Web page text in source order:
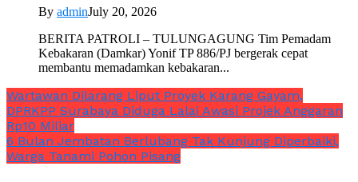
By adminJuly 20, 2026
BERITA PATROLI – TULUNGAGUNG Tim Pemadam
Kebakaran (Damkar) Yonif TP 886/PJ bergerak cepat
membantu memadamkan kebakaran...
Wartawan Dilarang Liput Proyek Karang Gayam,
DPRKPP Surabaya Diduga Lalai Awasi Projek Anggaran
Rp10 Miliar
6 Bulan Jembatan Berlubang Tak Kunjung Diperbaiki,
Warga Tanami Pohon Pisang